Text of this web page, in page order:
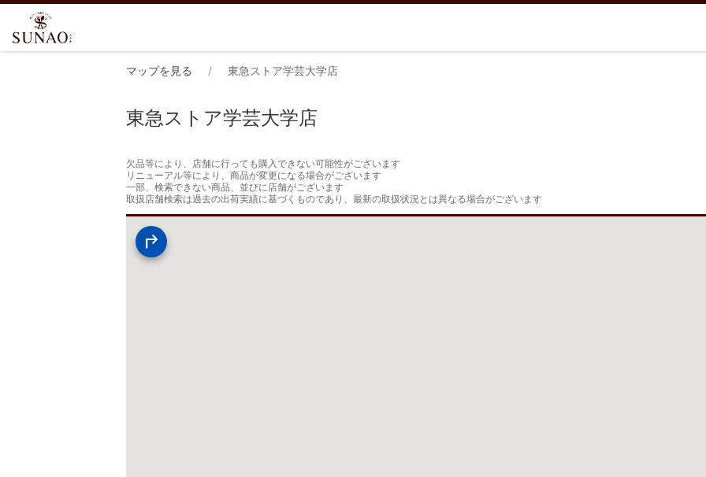
マップを見る 東急ストア学芸大学店
東急ストア学芸大学店
欠品等により、店舗に行っても購入できない可能性がございます
リニューアル等により、商品が変更になる場合がございます
一部、検索できない商品、並びに店舗がございます
取扱店舗検索は過去の出荷実績に基づくものであり、最新の取扱状況とは異なる場合がございます